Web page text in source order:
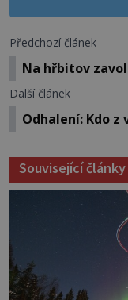
Předchozí článek
Na hřbitov
Další článek
Odhalení: Kdo
Související články